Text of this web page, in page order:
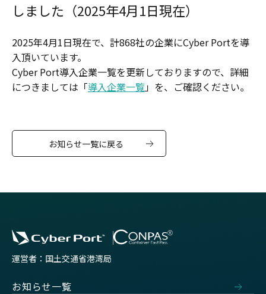
しました（2025年4月1日現在）
2025年4月1日現在で、計868社の企業にCyber Portを導
入頂いています。
Cyber Port導入企業一覧を更新しておりますので、詳細
につきましては「導入企業一覧」を、ご確認ください。
お知らせ一覧に戻る
運営者：国土交通省港湾局
お知らせ一覧